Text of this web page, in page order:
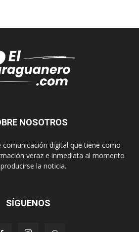
NOSOTROS
digital que tiene como
veraz e inmediata al momento
la noticia.
SÍGUENOS